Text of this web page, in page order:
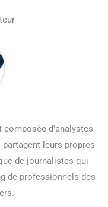
composée d'analystes
leurs propres
de journalistes qui
de professionnels des